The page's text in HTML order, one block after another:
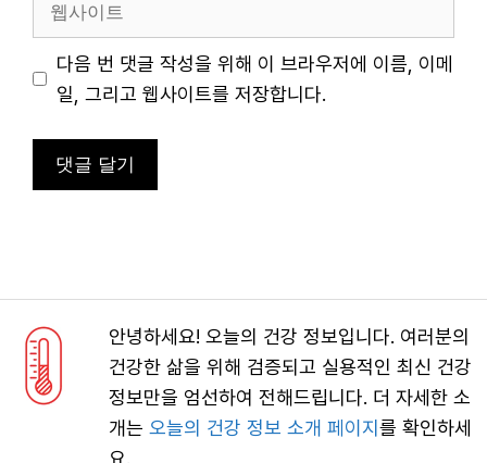
트
다음 번 댓글 작성을 위해 이 브라우저에 이름, 이메
일, 그리고 웹사이트를 저장합니다.
안녕하세요! 오늘의 건강 정보입니다. 여러분의
건강한 삶을 위해 검증되고 실용적인 최신 건강
정보만을 엄선하여 전해드립니다. 더 자세한 소
개는 오늘의 건강 정보 소개 페이지를 확인하세
요.